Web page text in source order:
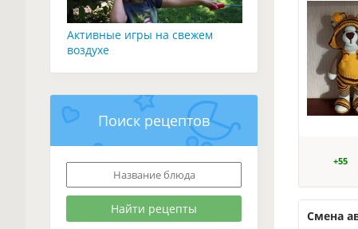
+55
Смена
Активные игры на свежем
воздухе
Поиск рецептов